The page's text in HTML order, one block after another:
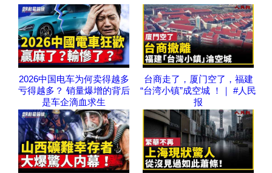
2026中国电车为何卖得越多
亏得越多？ 销量爆增的背后
是车企滴血求生
台商走了，厦门空了，福建
“台湾小镇”成空城 ！｜ #人民
报